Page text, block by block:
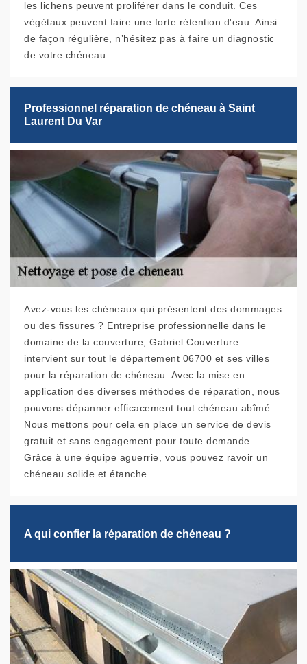
les lichens peuvent proliférer dans le conduit. Ces
végétaux peuvent faire une forte rétention d'eau. Ainsi
de façon régulière, n’hésitez pas à faire un diagnostic
de votre chéneau.
Professionnel réparation de chéneau à Saint
Laurent Du Var
Avez-vous les chéneaux qui présentent des dommages
ou des fissures ? Entreprise professionnelle dans le
domaine de la couverture, Gabriel Couverture
intervient sur tout le département 06700 et ses villes
pour la réparation de chéneau. Avec la mise en
application des diverses méthodes de réparation, nous
pouvons dépanner efficacement tout chéneau abîmé.
Nous mettons pour cela en place un service de devis
gratuit et sans engagement pour toute demande.
Grâce à une équipe aguerrie, vous pouvez ravoir un
chéneau solide et étanche.
A qui confier la réparation de chéneau ?